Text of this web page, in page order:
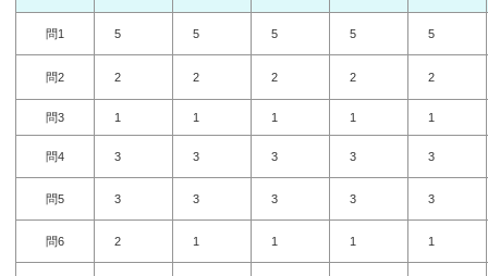
問1 5 5 5 5 5
問2 2 2 2 2 2
問3 1 1 1 1 1
問4 3 3 3 3 3
問5 3 3 3 3 3
問6 2 1 1 1 1